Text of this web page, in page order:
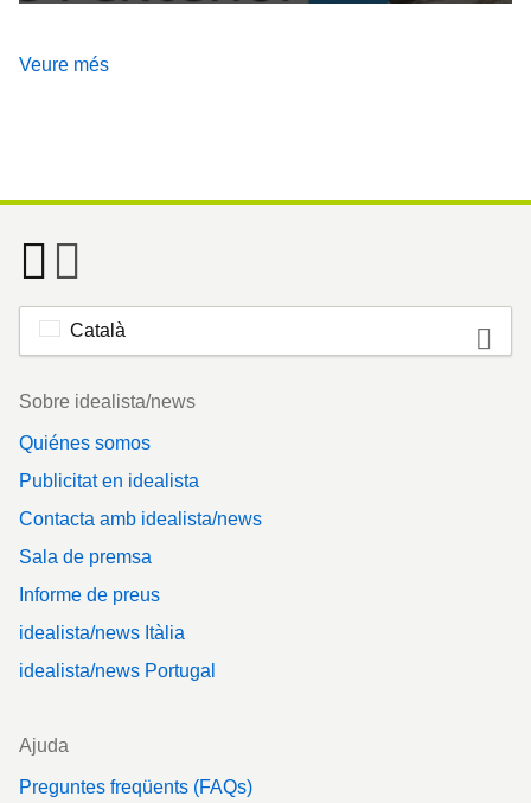
Veure més
Català
Footer
Sobre idealista/news
Quiénes somos
Publicitat en idealista
Contacta amb idealista/news
Sala de premsa
Informe de preus
idealista/news Itàlia
idealista/news Portugal
Ajuda
Preguntes freqüents (FAQs)